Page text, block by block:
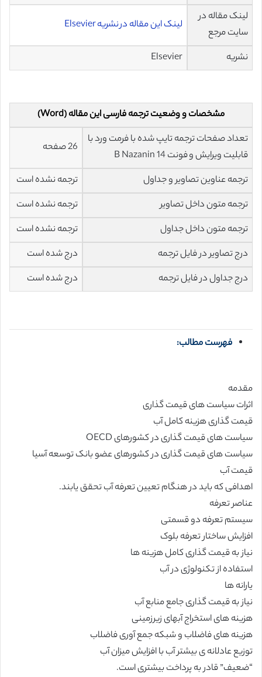
لینک مقاله در
سایت مرجع
لینک این مقاله در نشریه Elsevier
نشریه Elsevier
مشخصات و وضعیت ترجمه فارسی این مقاله (Word)
تعداد صفحات ترجمه تایپ شده با فرمت ورد با
قابلیت ویرایش و فونت 14 B Nazanin
26 صفحه
ترجمه عناوین تصاویر و جداول
ترجمه نشده است
ترجمه متون داخل تصاویر
ترجمه نشده است
ترجمه متون داخل جداول
ترجمه نشده است
درج تصاویر در فایل ترجمه
درج شده است
درج جداول در فایل ترجمه
درج شده است
فهرست مطالب:
مقدمه
اثرات سیاست های قیمت گذاری
قیمت گذاری هزینه کامل آب
سیاست های قیمت گذاری در کشورهای OECD
سیاست های قیمت گذاری در کشورهای عضو بانک توسعه آسیا
قیمت آب
اهدافی که باید در هنگام تعیین تعرفه آب تحقق یابند.
عناصر تعرفه
سیستم تعرفه دو قسمتی
افزایش ساختار تعرفه بلوک
نیاز به قیمت گذاری کامل هزینه ها
استفاده از تکنولوژی در آب
یارانه ها
نیاز به قیمت گذاری جامع منابع آب
هزینه های استخراج آبهای زیرزمینی
هزینه های فاضلاب و شبکه جمع آوری فاضلاب
توزیع عادلانه ی بیشتر آب با افزایش میزان آب
“ضعیف” قادر به پرداخت بیشتری است.